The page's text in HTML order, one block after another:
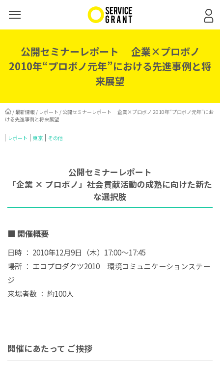
公開セミナーレポート 企業×プロボノ
2010年“プロボノ元年”における先進事例と将
来展望
/最新情報 / レポート / 公開セミナーレポート 企業×プロボノ 2010年“プロボノ元年”にお
ける先進事例と将来展望
レポート 東京 その他
公開セミナーレポート
「企業 × プロボノ」社会貢献活動の成熟に向けた新た
な選択肢
■ 開催概要
日時 ： 2010年12月9日（木）17:00〜17:45
場所 ： エコプロダクツ2010 環境コミュニケーションステー
ジ
来場者数 ： 約100人
開催にあたって ご挨拶